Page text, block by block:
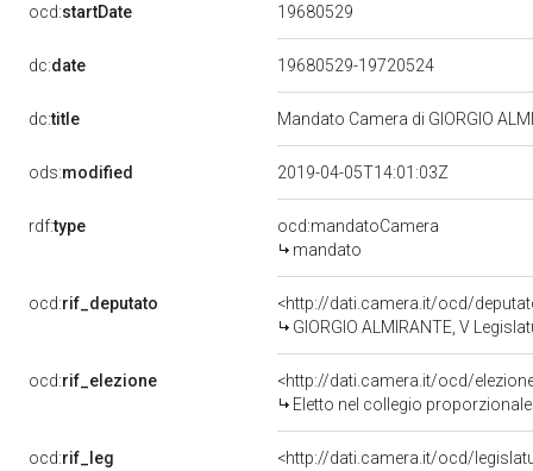
ocd:startDate 19680529
dc:date 19680529-19720524
dc:title Mandato Camera di GIORGIO
ods:modified 2019-04-05T14:01:03Z
rdf:type
ocd:mandatoCamera
mandato
ocd:rif_deputato
<http://dati.camera.it/ocd/
GIORGIO ALMIRANTE, V
ocd:rif_elezione
<http://dati.camera.it/ocd/
Eletto nel collegio
ocd:rif_leg
<http://dati.camera.it/ocd/